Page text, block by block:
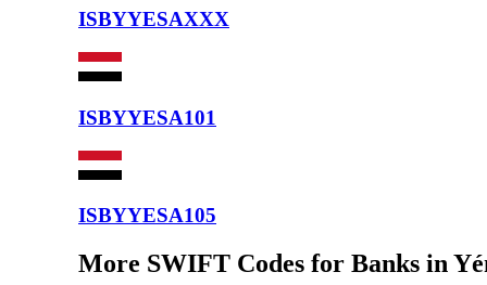
ISBYYESAXXX
ISBYYESA101
ISBYYESA105
More SWIFT Codes for Banks in